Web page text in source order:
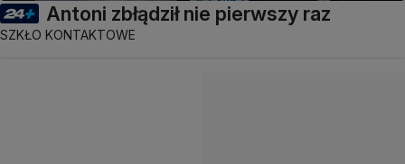
Antoni zbłądził nie pierwszy raz
SZKŁO KONTAKTOWE